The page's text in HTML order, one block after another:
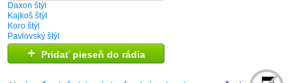
Daxon štýl
Kajkoš štýl
Koro štýl
Pavlovský štýl
+ Pridať pieseň do rádia